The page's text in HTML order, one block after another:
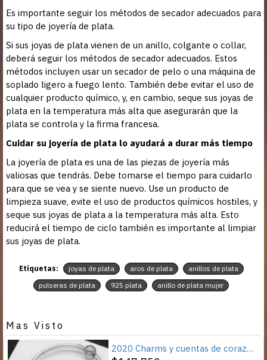
Es importante seguir los métodos de secador adecuados para
su tipo de joyería de plata.
Si sus joyas de plata vienen de un anillo, colgante o collar,
deberá seguir los métodos de secador adecuados. Estos
métodos incluyen usar un secador de pelo o una máquina de
soplado ligero a fuego lento. También debe evitar el uso de
cualquier producto químico, y, en cambio, seque sus joyas de
plata en la temperatura más alta que asegurarán que la
plata se controla y la firma francesa.
Cuidar su joyería de plata lo ayudará a durar más tiempo
La joyería de plata es una de las piezas de joyería más
valiosas que tendrás. Debe tomarse el tiempo para cuidarlo
para que se vea y se siente nuevo. Use un producto de
limpieza suave, evite el uso de productos químicos hostiles, y
seque sus joyas de plata a la temperatura más alta. Esto
reducirá el tiempo de ciclo también es importante al limpiar
sus joyas de plata.
Etiquetas: joyas de plata aros de plata
anillos de plata
pulseras de plata
925 plata anillo de plata mujer
Mas Visto
2020 Charms y cuentas de corazón, pulseras románticas de Cupido de circón rosa, joyería DIY, corazones en toda la prenda